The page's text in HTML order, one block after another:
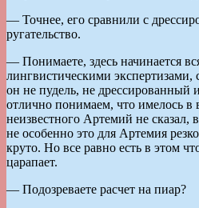
— Точнее, его сравнили с
ругательство.
— Понимаете, здесь начинается
лингвистическими экспертизами,
он не пудель, не
отлично понимаем, что имелось в
неизвестного Артемий не сказал,
не особенно это для Артемия
круто. Но все равно есть в этом
царапает.
— Подозреваете расчет на пиар?